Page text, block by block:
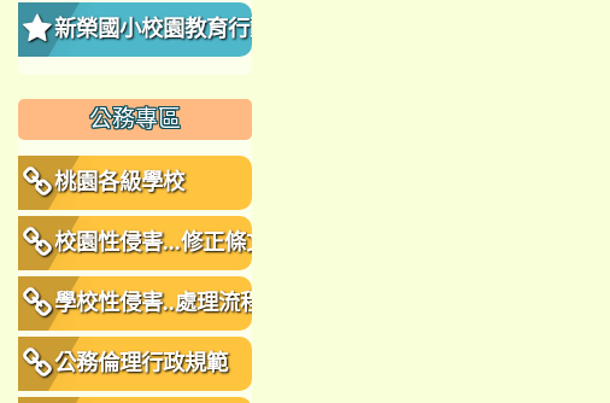
新榮國小校園教育行動
公務專區
桃園各級學校
校園性侵害...修正條文
學校性侵害..處理流程
公務倫理行政規範